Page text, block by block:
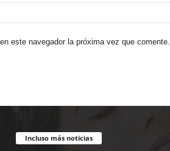
este navegador la próxima vez que comente.
Incluso más noticias